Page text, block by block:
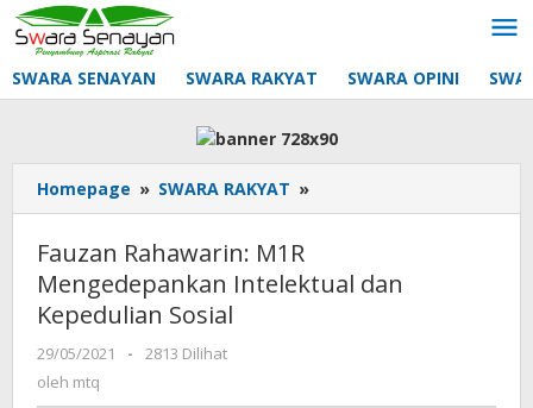
Lewati
ke
konten
SWARA SENAYAN SWARA RAKYAT SWARA OPINI
Homepage » SWARA RAKYAT »
Rahawarin:
Intelektual
Fauzan Rahawarin: M1R
Mengedepankan Intelektual dan
Kepedulian Sosial
29/05/2021
oleh
-
2813 Dilihat
oleh mtq